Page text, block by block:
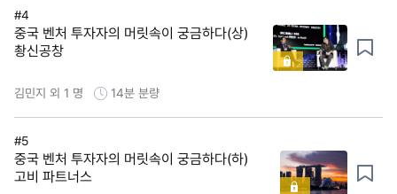
#4
중국 벤처 투자자의 머릿속이 궁금하다(상)
촹신공창
김민지 외 1 명 14분 분량
#5
중국 벤처 투자자의 머릿속이 궁금하다(하)
고비 파트너스